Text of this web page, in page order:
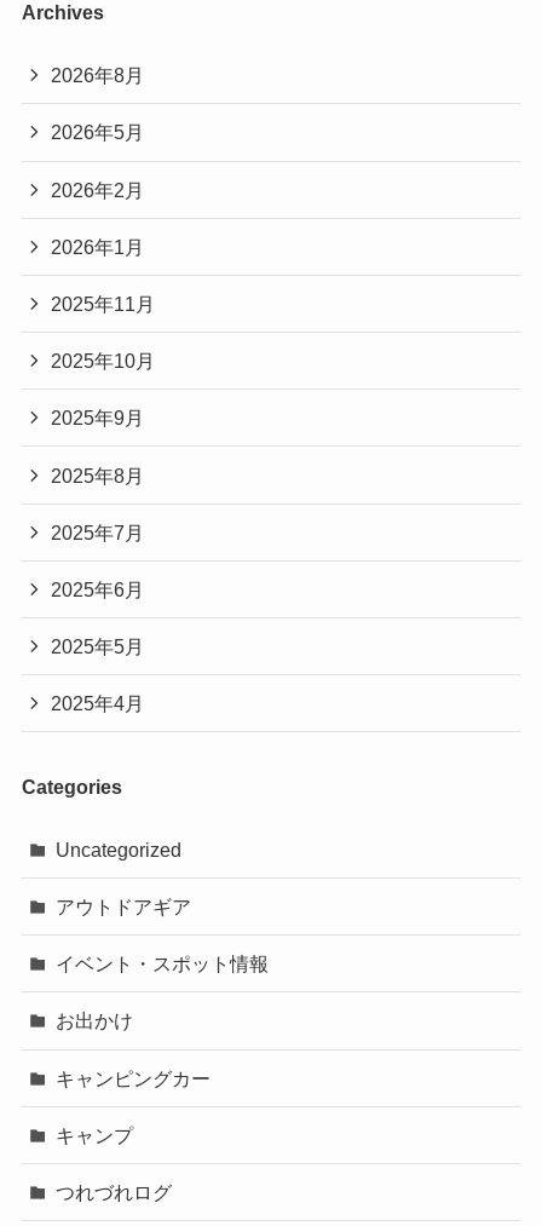
Archives
2026年8月
2026年5月
2026年2月
2026年1月
2025年11月
2025年10月
2025年9月
2025年8月
2025年7月
2025年6月
2025年5月
2025年4月
Categories
Uncategorized
アウトドアギア
イベント・スポット情報
お出かけ
キャンピングカー
キャンプ
つれづれログ